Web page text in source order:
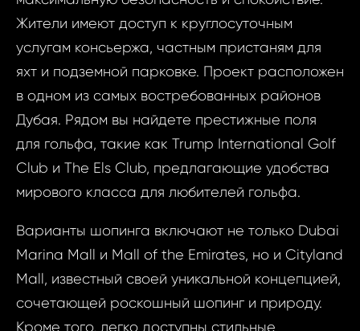
Жители имеют доступ к круглосуточным
услугам консьержа, частным пристаням для
яхт и подземной парковке. Проект расположен
в одном из самых востребованных районов
Дубая. Рядом вы найдете престижные поля
для гольфа, такие как Trump International Golf
Club и The Els Club, предлагающие удобства
мирового класса для любителей гольфа.
Варианты шопинга включают не только Dubai
Marina Mall и Mall of the Emirates, но и Cityland
Mall, известный своей уникальной концепцией,
сочетающей роскошный шопинг и природу.
Кроме того, легко доступны стильные
данных..
Даю